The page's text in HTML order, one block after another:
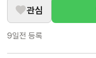
관심
9일전 등록